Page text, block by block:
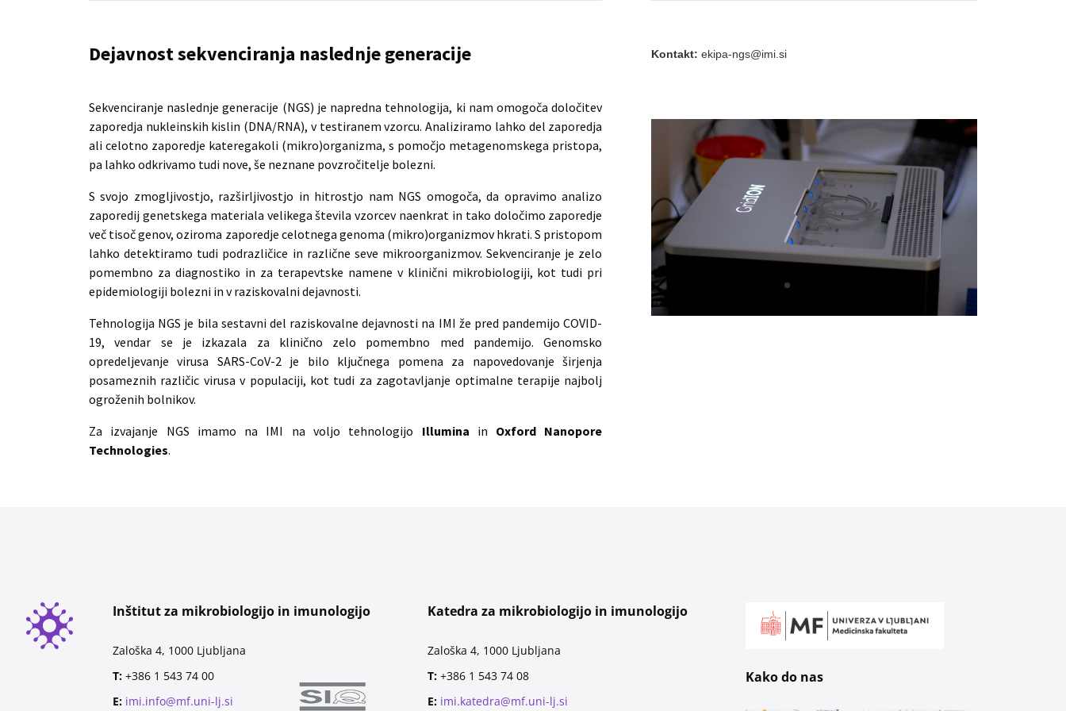
Dejavnost sekvenciranja naslednje generacije
Sekvenciranje naslednje generacije (NGS) je napredna tehnologija, ki nam omogoča določitev
zaporedja nukleinskih kislin (DNA/RNA), v testiranem vzorcu. Analiziramo lahko del zaporedja
ali celotno zaporedje kateregakoli (mikro)organizma, s pomočjo metagenomskega pristopa,
pa lahko odkrivamo tudi nove, še neznane povzročitelje bolezni.
S svojo zmogljivostjo, razširljivostjo in hitrostjo nam NGS omogoča, da opravimo analizo
zaporedij genetskega materiala velikega števila vzorcev naenkrat in tako določimo zaporedje
več tisoč genov, oziroma zaporedje celotnega genoma (mikro)organizmov hkrati. S pristopom
lahko detektiramo tudi podrazličice in različne seve mikroorganizmov. Sekvenciranje je zelo
pomembno za diagnostiko in za terapevtske namene v klinični mikrobiologiji, kot tudi pri
epidemiologiji bolezni in v raziskovalni dejavnosti.
Tehnologija NGS je bila sestavni del raziskovalne dejavnosti na IMI že pred pandemijo COVID-
19, vendar se je izkazala za klinično zelo pomembno med pandemijo. Genomsko
opredeljevanje virusa SARS-CoV-2 je bilo ključnega pomena za napovedovanje širjenja
posameznih različic virusa v populaciji, kot tudi za zagotavljanje optimalne terapije najbolj
ogroženih bolnikov.
Za izvajanje NGS imamo na IMI na voljo tehnologijo Illumina in Oxford Nanopore
Technologies.
Kontakt: ekipa-ngs@imi.si
Inštitut za mikrobiologijo in imunologijo
Zaloška 4, 1000 Ljubljana
T: +386 1 543 74 00
E: imi.info@mf.uni-lj.si
Katedra za mikrobiologijo in imunologijo
Zaloška 4, 1000 Ljubljana
T: +386 1 543 74 08
E: imi.katedra@mf.uni-lj.si
Kako do nas